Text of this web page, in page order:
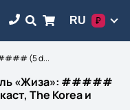
RU ₽
(5 d...
«Жиза»: #####
The Korea и